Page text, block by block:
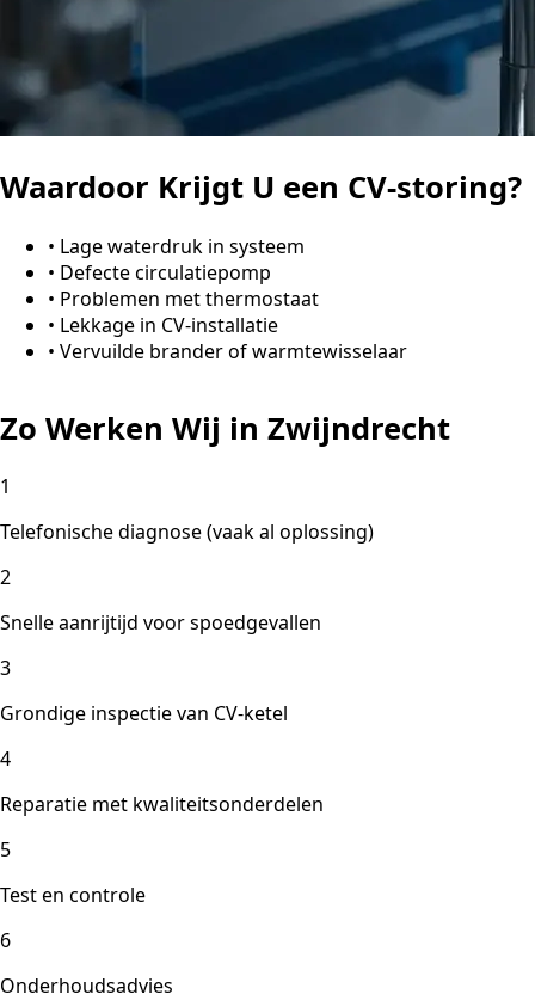
Waardoor Krijgt U een CV-storing?
• Lage waterdruk in systeem
• Defecte circulatiepomp
• Problemen met thermostaat
• Lekkage in CV-installatie
• Vervuilde brander of warmtewisselaar
Zo Werken Wij in Zwijndrecht
1
Telefonische diagnose (vaak al oplossing)
2
Snelle aanrijtijd voor spoedgevallen
3
Grondige inspectie van CV-ketel
4
Reparatie met kwaliteitsonderdelen
5
Test en controle
6
Onderhoudsadvies